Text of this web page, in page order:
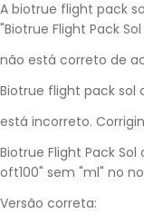
A biotrue flight pack
"Biotrue Flight Pack
não está correto de
Biotrue flight pack sol
está incorreto.
Biotrue Flight Pack
oft100" sem "ml" no
Versão correta: